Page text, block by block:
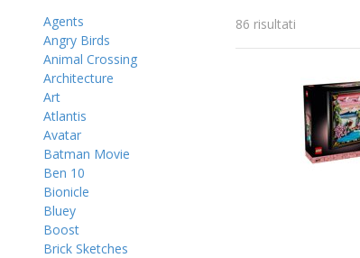
Agents
Angry Birds
Animal Crossing
Architecture
Art
Atlantis
Avatar
Batman Movie
Ben 10
Bionicle
Bluey
Boost
Brick Sketches
86 risultati